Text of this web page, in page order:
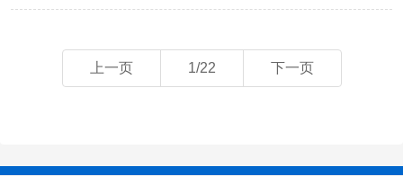
上一页 1/22 下一页